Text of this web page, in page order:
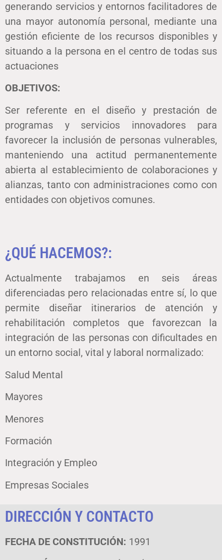
generando servicios y entornos facilitadores de
una mayor autonomía personal, mediante una
gestión eficiente de los recursos disponibles y
situando a la persona en el centro de todas sus
actuaciones
OBJETIVOS:
Ser referente en el diseño y prestación de
programas y servicios innovadores para
favorecer la inclusión de personas vulnerables,
manteniendo una actitud permanentemente
abierta al establecimiento de colaboraciones y
alianzas, tanto con administraciones como con
entidades con objetivos comunes.
¿QUÉ HACEMOS?:
Actualmente trabajamos en seis áreas
diferenciadas pero relacionadas entre sí, lo que
permite diseñar itinerarios de atención y
rehabilitación completos que favorezcan la
integración de las personas con dificultades en
un entorno social, vital y laboral normalizado:
Salud Mental
Mayores
Menores
Formación
Integración y Empleo
Empresas Sociales
DIRECCIÓN Y CONTACTO
FECHA DE CONSTITUCIÓN: 1991